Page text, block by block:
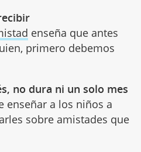
enseña que antes
primero debemos
no dura ni un solo mes
enseñar a los niños a
sobre amistades que